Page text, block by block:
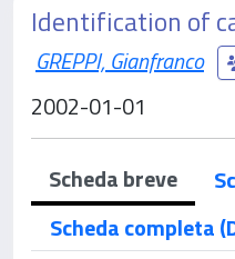
Identification of
GREPPI, Gianfranco
2002-01-01
Scheda breve
Scheda completa